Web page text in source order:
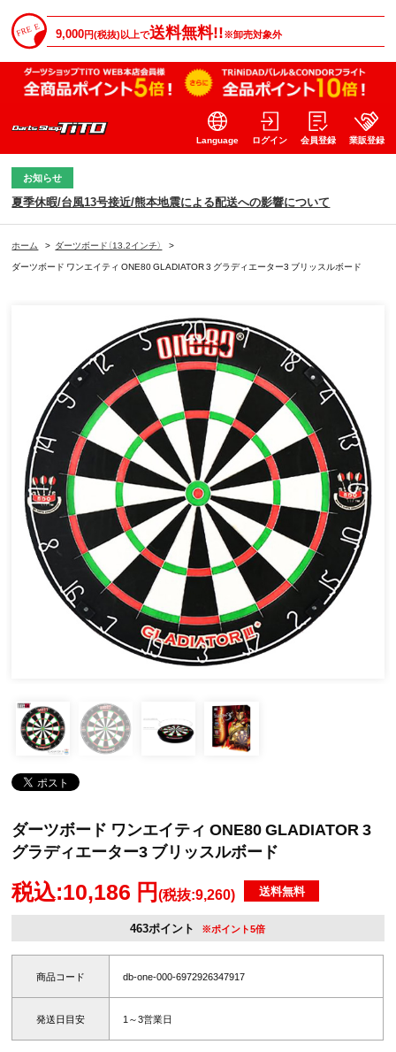
9,000円(税抜)以上で送料無料!!※卸売対象外
Language ログイン 会員登録 業販登録
お知らせ
夏季休暇/台風13号接近/熊本地震による配送への影響について
ホーム > ダーツボード（13.2インチ）
>
ダーツボード ワンエイティ ONE80 GLADIATOR 3 グラディエーター3 ブリッスルボード
ダーツボード ワンエイティ ONE80 GLADIATOR 3
グラディエーター3 ブリッスルボード
税込:10,186 円(税抜:9,260) 送料無料
463ポイント ※ポイント5倍
商品コード db-one-000-6972926347917
発送日目安 1～3営業日